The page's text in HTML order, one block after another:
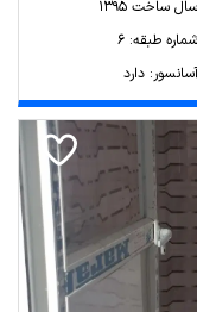
سال ساخت 1395
شماره طبقه: 6
آسانسور: دارد